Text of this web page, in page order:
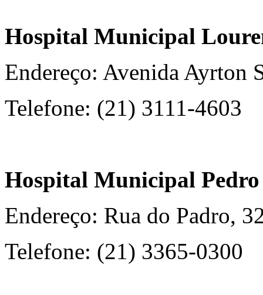
Hospital Municipal
Endereço: Avenida Ayrton
Telefone: (21) 3111-4603
Hospital Municipal
Endereço: Rua do Padro,
Telefone: (21) 3365-0300